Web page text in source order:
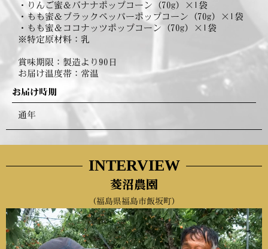
・りんご蜜＆バナナポップコーン（70g）×1袋
・もも蜜＆ブラックペッパーポップコーン（70g）×1袋
・もも蜜＆ココナッツポップコーン（70g）×1袋
※特定原材料：乳
賞味期限：製造より90日
お届け温度帯：常温
お届け時期
通年
INTERVIEW
菱沼農園
（福島県福島市飯坂町）